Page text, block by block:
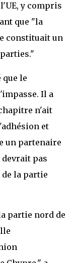
y compris
que "la
constituait un
que le
Il a
n'ait
et
un partenaire
pas
la partie
partie nord de